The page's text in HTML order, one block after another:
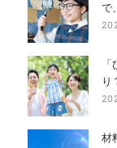
で
り
材